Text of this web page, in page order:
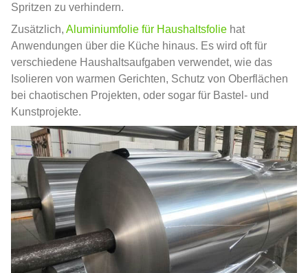
Spritzen zu verhindern.
Zusätzlich, Aluminiumfolie für Haushaltsfolie hat
Anwendungen über die Küche hinaus. Es wird oft für
verschiedene Haushaltsaufgaben verwendet, wie das
Isolieren von warmen Gerichten, Schutz von Oberflächen
bei chaotischen Projekten, oder sogar für Bastel- und
Kunstprojekte.